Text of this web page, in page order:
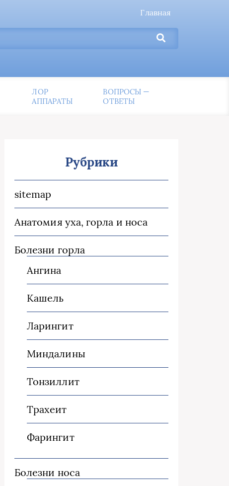
Главная
ЛОР
АППАРАТЫ
ВОПРОСЫ —
ОТВЕТЫ
Рубрики
sitemap
Анатомия уха, горла и носа
Болезни горла
Ангина
Кашель
Ларингит
Миндалины
Тонзиллит
Трахеит
Фарингит
Болезни носа